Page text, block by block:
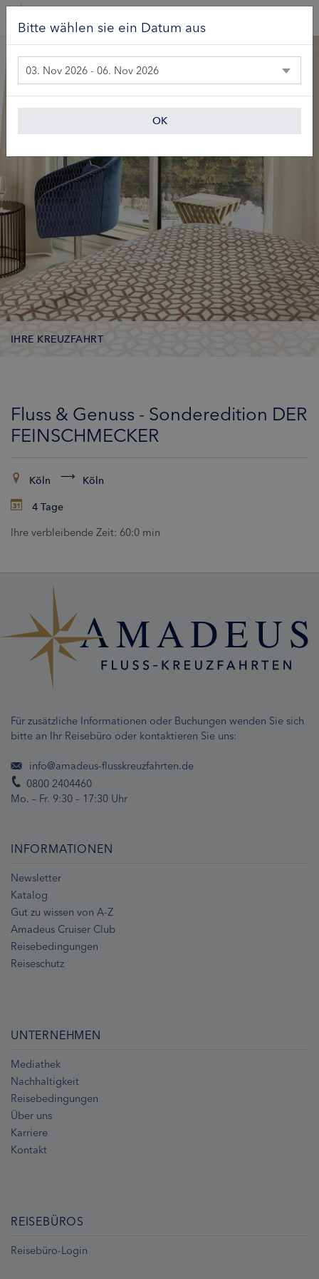
Bitte wählen sie ein Datum aus
03. Nov 2026 - 06. Nov 2026
OK
IHRE KREUZFAHRT
KABINEN
Fluss & Genuss - Sonderedition DER
FEINSCHMECKER
Köln Köln
4 Tage
Ihre verbleibende Zeit: 60:0 min
Für zusätzliche Informationen oder Buchungen wenden Sie sich
bitte an Ihr Reisebüro oder kontaktieren Sie uns:
info@amadeus-flusskreuzfahrten.de
0800 2404460
Mo. – Fr. 9:30 – 17:30 Uhr
INFORMATIONEN
Newsletter
Katalog
Gut zu wissen von A-Z
Amadeus Cruiser Club
Reisebedingungen
Reiseschutz
UNTERNEHMEN
Mediathek
Nachhaltigkeit
Reisebedingungen
Über uns
Karriere
Kontakt
REISEBÜROS
Reisebüro-Login